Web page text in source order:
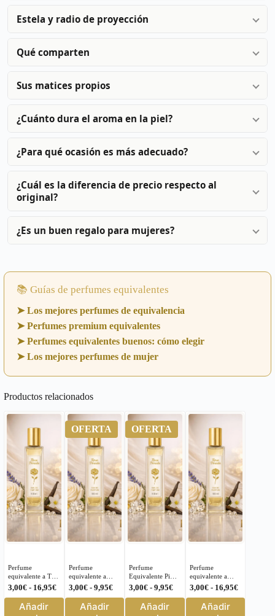
Estela y radio de proyección
Qué comparten
Sus matices propios
¿Cuánto dura el aroma en la piel?
¿Para qué ocasión es más adecuado?
¿Cuál es la diferencia de precio respecto al
original?
¿Es un buen regalo para mujeres?
📚 Guías de perfumes equivalentes
➤ Los mejores perfumes de equivalencia
➤ Perfumes premium equivalentes
➤ Perfumes equivalentes buenos: cómo elegir
➤ Los mejores perfumes de mujer
Productos relacionados
Perfume
equivalente a This
Is Him Zadig &
Voltaire para
Hombre – J235
3,00€ - 16,95€Rango
de
precios:
Añadir
Este
producto
OFERTA
Perfume
equivalente a
Solo Loewe para
Hombre – 94
3,00€ - 9,95€Rango
de
Añadir
Este
producto
OFERTA
Perfume
Equivalente Pi
Givenchy
Hombre 240 |
16,95€ | Rosa
Dorada
3,00€ - 9,95€Rango
de
Añadir
Este
producto
Perfume
equivalente a
Amor Amor
Cacharel para
Mujer – 15
3,00€ - 16,95€Rango
de
Añadir
Este
producto